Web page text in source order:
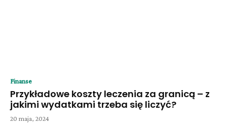
Finanse
Przykładowe koszty leczenia za granicą – z
jakimi wydatkami trzeba się liczyć?
20 maja, 2024